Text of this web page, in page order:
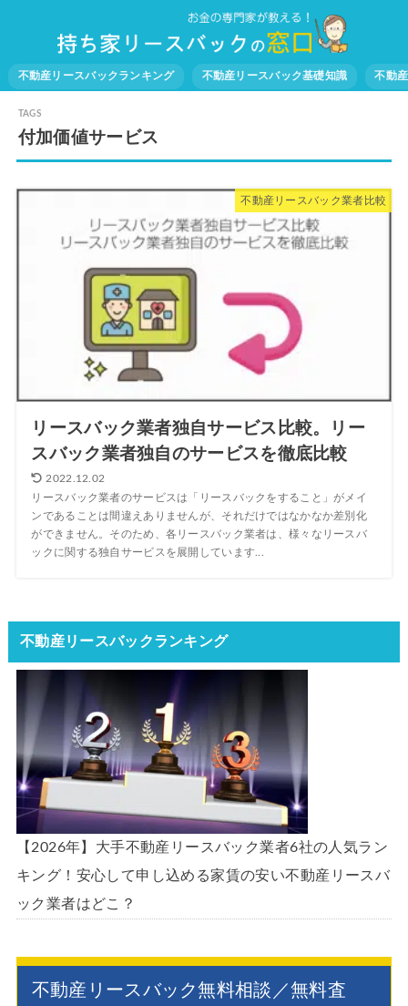
不動産リースバックランキング 不動産リースバック基礎知識 不動
付加価値サービス
不動産リースバック業者比較
リースバック業者独自サービス比較。リー
スバック業者独自のサービスを徹底比較
2022.12.02
リースバック業者のサービスは「リースバックをすること」がメイ
ンであることは間違えありませんが、それだけではなかなか差別化
ができません。そのため、各リースバック業者は、様々なリースバ
ックに関する独自サービスを展開しています...
不動産リースバックランキング
【2026年】大手不動産リースバック業者6社の人気ラン
キング！安心して申し込める家賃の安い不動産リースバ
ック業者はどこ？
不動産リースバック無料相談／無料査